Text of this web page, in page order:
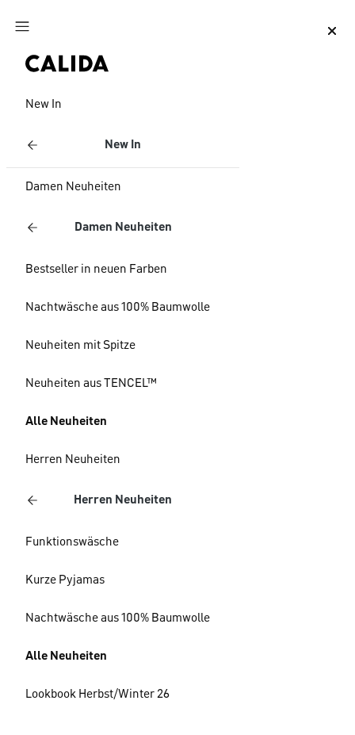
Zum Hauptinhalt springen
New In
New In
Damen Neuheiten
Damen Neuheiten
Bestseller in neuen Farben
Nachtwäsche aus 100% Baumwolle
Neuheiten mit Spitze
Neuheiten aus TENCEL™
Alle Neuheiten
Herren Neuheiten
Herren Neuheiten
Funktionswäsche
Kurze Pyjamas
Nachtwäsche aus 100% Baumwolle
Alle Neuheiten
Lookbook Herbst/Winter 26